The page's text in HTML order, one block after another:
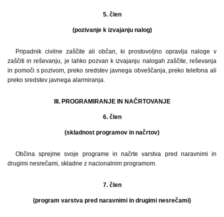
5. člen
(pozivanje k izvajanju nalog)
Pripadnik civilne zaščite ali občan, ki prostovoljno opravlja naloge v
zaščiti in reševanju, je lahko pozvan k izvajanju nalogah zaščite, reševanja
in pomoči s pozivom, preko sredstev javnega obveščanja, preko telefona ali
preko sredstev javnega alarmiranja.
III. PROGRAMIRANJE IN NAČRTOVANJE
6. člen
(skladnost programov in načrtov)
Občina sprejme svoje programe in načrte varstva pred naravnimi in
drugimi nesrečami, skladne z nacionalnim programom.
7. člen
(program varstva pred naravnimi in drugimi nesrečami)